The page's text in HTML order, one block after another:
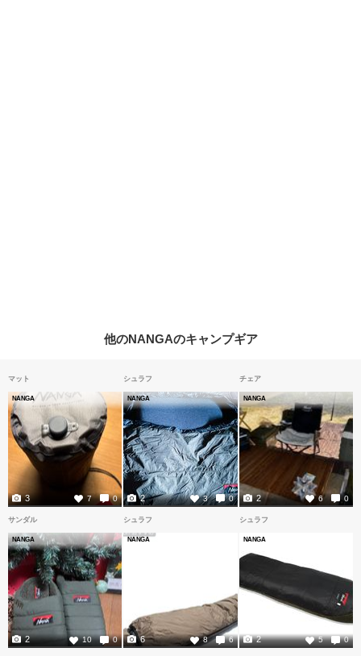
他のNANGAのキャンプギア
マット
NANGA
7 0
3
シュラフ
NANGA
3 0
2
チェア
NANGA
6 0
2
サンダル
NANGA
10 0
2
シュラフ
NANGA
8 6
6
シュラフ
NANGA
5 0
2